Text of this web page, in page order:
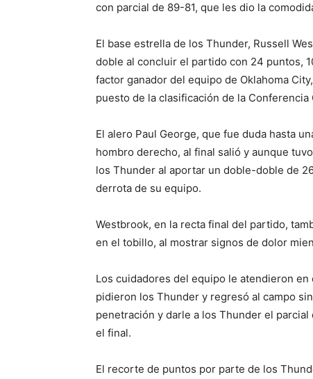
con parcial de 89-81, que les dio la
El base estrella de los Thunder, Russell
doble al concluir el partido con 24 puntos,
factor ganador del equipo de Oklahoma
puesto de la clasificación de la Conferencia
El alero Paul George, que fue duda hasta
hombro derecho, al final salió y aunque
los Thunder al aportar un doble-doble de
derrota de su equipo.
Westbrook, en la recta final del partido,
en el tobillo, al mostrar signos de dolor
Los cuidadores del equipo le atendieron
pidieron los Thunder y regresó al campo
penetración y darle a los Thunder el
el final.
El recorte de puntos por parte de los